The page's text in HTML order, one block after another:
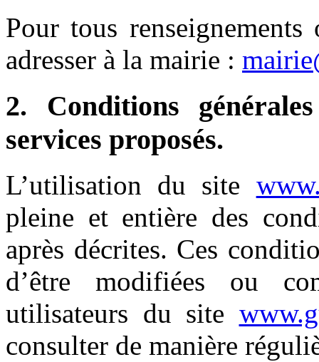
Pour tous
adresser à la mairie :
2. Conditions
services proposés.
L’utilisation du site
pleine et entière des
après décrites. Ces
d’être modifiées ou
utilisateurs du site
consulter de manière